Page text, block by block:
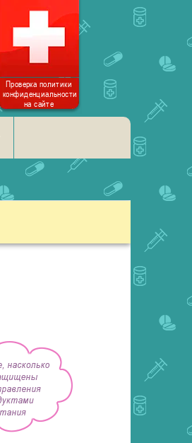
Проверка политики
конфиденциальности
на сайте